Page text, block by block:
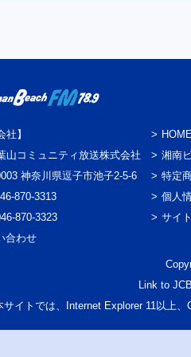
社】
山コミュニティ放送株式会社
神奈川県逗子市池子2-5-6
870-3313
870-3323
合わせ
湘南
特定
個人
サイ
Link to
サイトでは、Internet Explorer 11以上